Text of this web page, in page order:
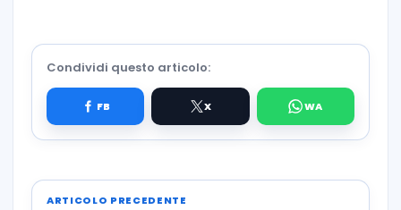
Condividi questo articolo:
ARTICOLO PRECEDENTE